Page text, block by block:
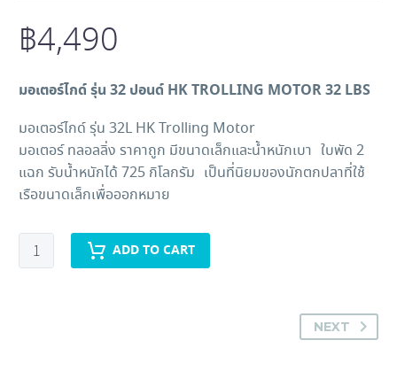
฿4,490
มอเตอร์ไกด์ รุ่น 32 ปอนด์ HK TROLLING MOTOR 32 LBS
มอเตอร์ไกด์ รุ่น 32L HK Trolling Motor
มอเตอร์ ทลอลลิ่ง ราคาถูก มีขนาดเล็กและน้ำหนักเบา ใบพัด 2
แฉก รับน้ำหนักได้ 725 กิโลกรัม เป็นที่นิยมของนักตกปลาที่ใช้
เรือขนาดเล็กเพื่อออกหมาย
มอเตอร์
ทรอ
ADD TO CART
NEXT